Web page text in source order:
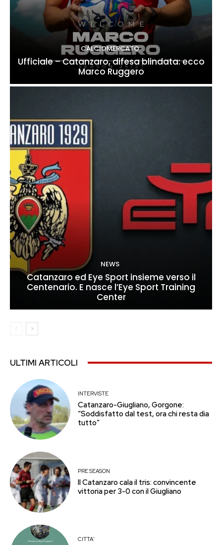
CALCIOMERCATO
Ufficiale – Catanzaro, difesa blindata: ecco
Marco Ruggero
NEWS
Catanzaro ed Eye Sport insieme verso il
Centenario. E nasce l’Eye Sport Training
Center
ULTIMI ARTICOLI
INTERVISTE
Catanzaro-Giugliano, Gorgone:
“Soddisfatto dal test, ora chi resta dia
tutto”
PRE SEASON
Il Catanzaro cala il tris: convincente
vittoria per 3-0 con il Giugliano
CITTA'